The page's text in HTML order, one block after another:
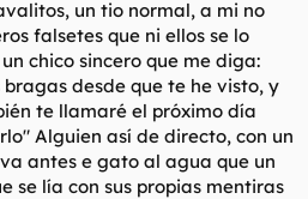
un tio normal, a mi no
falsetes que ni ellos se lo
chico sincero que me diga:
desde que te he visto, y
te llamaré el próximo día
Alguien así de directo, con un
antes e gato al agua que un
se lía con sus propias mentiras